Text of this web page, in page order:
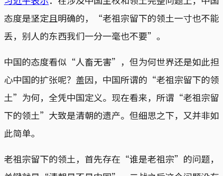
态度是坚定且明确的，“老祖宗留下的领土一寸也不能
丢，别人的东西我们一分一毫也不要”。
中国的态度看似“人畜无害”，但为何世界还是如此担
心中国的扩张呢？盖因，中国所谓的“老祖宗留下的领
土”为何，全凭中国定义。现在看来，所谓“老祖宗留
下的领土”大致是清朝的遗产。但细思之下，又并非如
此简单。
老祖宗留下的领土，首先存在“谁是老祖宗”的问题，